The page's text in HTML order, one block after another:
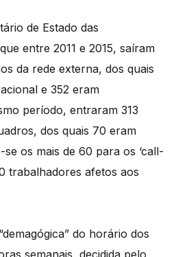
de Estado das
entre 2011 e 2015, saíram
da rede externa, dos quais
e 352 eram
período, entraram 313
dos quais 70 eram
os mais de 60 para os ‘call-
trabalhadores afetos aos
do horário dos